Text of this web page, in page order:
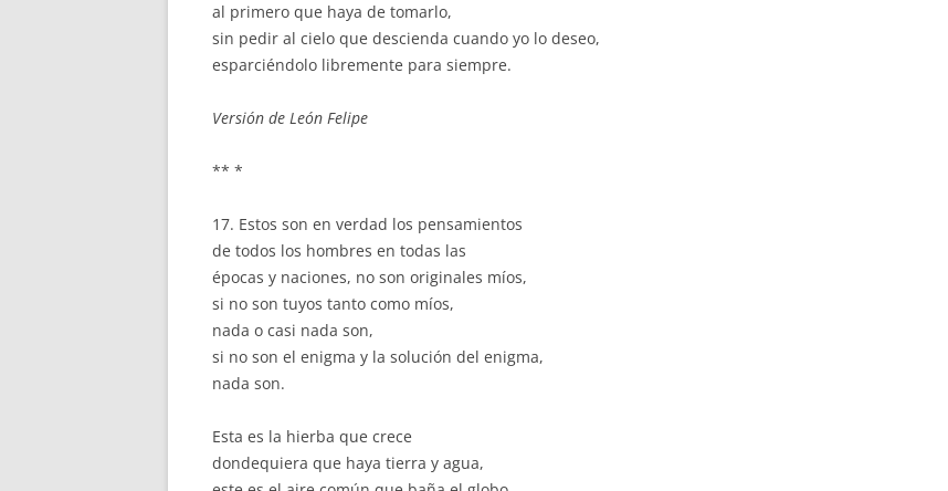
al primero que haya de tomarlo,
sin pedir al cielo que descienda cuando yo lo deseo,
esparciéndolo libremente para siempre.
Versión de León Felipe
** *
17. Estos son en verdad los pensamientos
de todos los hombres en todas las
épocas y naciones, no son originales míos,
si no son tuyos tanto como míos,
nada o casi nada son,
si no son el enigma y la solución del enigma,
nada son.
Esta es la hierba que crece
dondequiera que haya tierra y agua,